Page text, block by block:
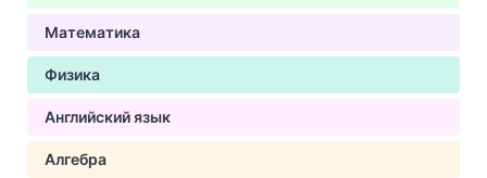
Математика
Физика
Английский язык
Алгебра